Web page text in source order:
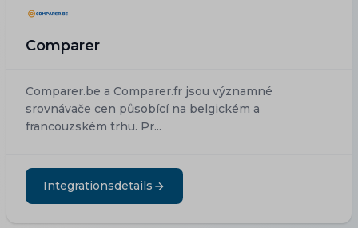
Comparer
Comparer.be a Comparer.fr jsou významné
srovnávače cen působící na belgickém a
francouzském trhu. Pr...
Integrationsdetails